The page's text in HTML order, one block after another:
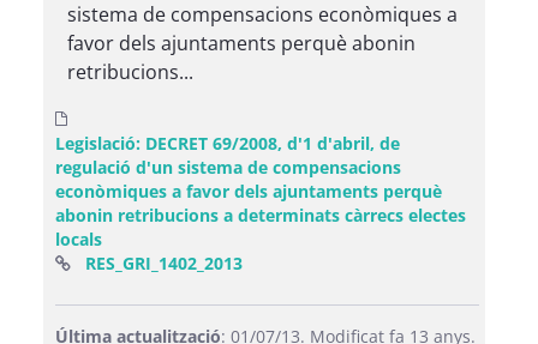
sistema de compensacions econòmiques a
favor dels ajuntaments perquè abonin
retribucions...
Legislació: DECRET 69/2008, d'1 d'abril, de
regulació d'un sistema de compensacions
econòmiques a favor dels ajuntaments perquè
abonin retribucions a determinats càrrecs electes
locals
RES_GRI_1402_2013(Obre una finestra nova)
Última actualització: 01/07/13. Modificat fa 13 anys.